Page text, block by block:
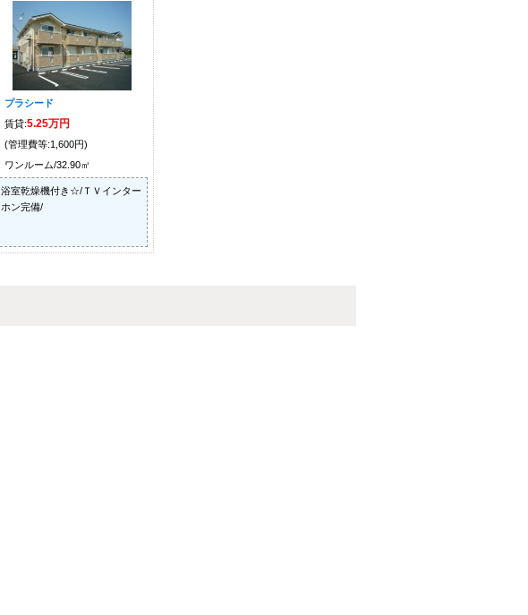
プラシード
賃貸:5.25万円
(管理費等:1,600円)
ワンルーム/32.90㎡
浴室乾燥機付き☆/ＴＶインター
ホン完備/